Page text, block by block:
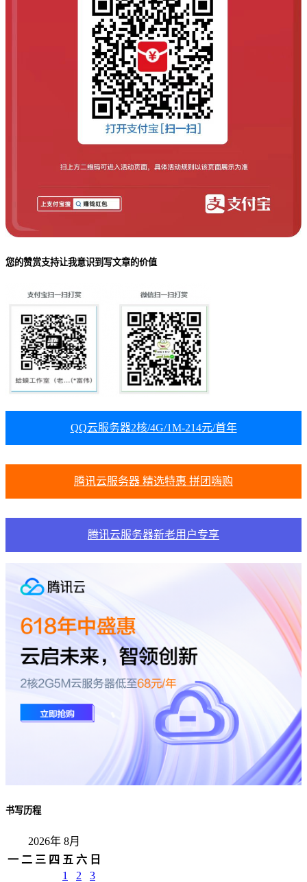
您的赞赏支持让我意识到写文章的价值
QQ云服务器2核/4G/1M-214元/首年
腾讯云服务器 精选特惠 拼团嗨购
腾讯云服务器新老用户专享
书写历程
2026年 8月
一 二 三 四 五 六 日
1
2
3